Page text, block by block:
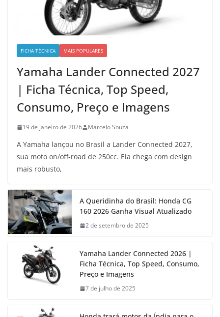
FICHA TÉCNICA MAIS POPULARES
Yamaha Lander Connected 2027
| Ficha Técnica, Top Speed,
Consumo, Preço e Imagens
19 de janeiro de 2026 Marcelo Souza
A Yamaha lançou no Brasil a Lander Connected 2027,
sua moto on/off-road de 250cc. Ela chega com design
mais robusto,
A Queridinha do Brasil: Honda CG
160 2026 Ganha Visual Atualizado
2 de setembro de 2025
Yamaha Lander Connected 2026 |
Ficha Técnica, Top Speed, Consumo,
Preço e Imagens
7 de julho de 2025